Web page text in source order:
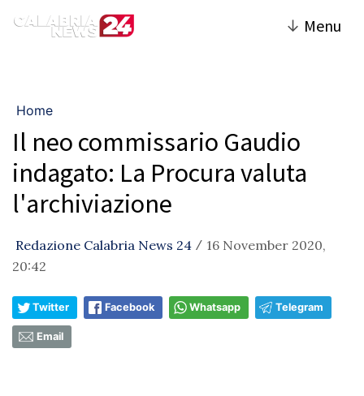
↓ Menu
Home
Il neo commissario Gaudio
indagato: La Procura valuta
l'archiviazione
Redazione Calabria News 24 / 16 November 2020,
20:42
Twitter Facebook Whatsapp Telegram
Email